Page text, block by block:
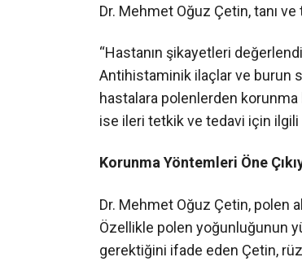
Dr. Mehmet Oğuz Çetin, tanı
“Hastanın şikayetleri
Antihistaminik ilaçlar ve burun
hastalara polenlerden
ise ileri tetkik ve tedavi için ilgili
Korunma Yöntemleri Öne
Dr. Mehmet Oğuz Çetin, polen
Özellikle polen yoğunluğunun
gerektiğini ifade eden Çetin,